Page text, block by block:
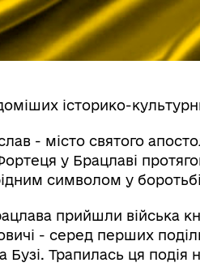
історико-
- місто святого
у Брацлаві
символом у
прийшли війська
- серед перших
Трапилась ця подія